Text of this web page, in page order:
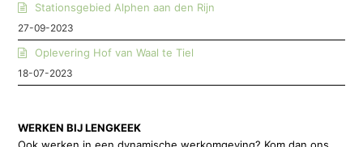
Stationsgebied Alphen aan den Rijn
27-09-2023
Oplevering Hof van Waal te Tiel
18-07-2023
WERKEN BIJ LENGKEEK